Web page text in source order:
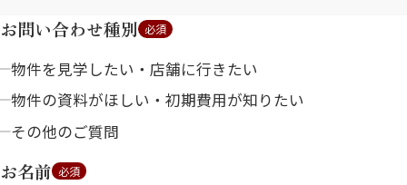
お問い合わせ種別 必須
物件を見学したい・店舗に行きたい
物件の資料がほしい・初期費用が知りたい
その他のご質問
お名前 必須